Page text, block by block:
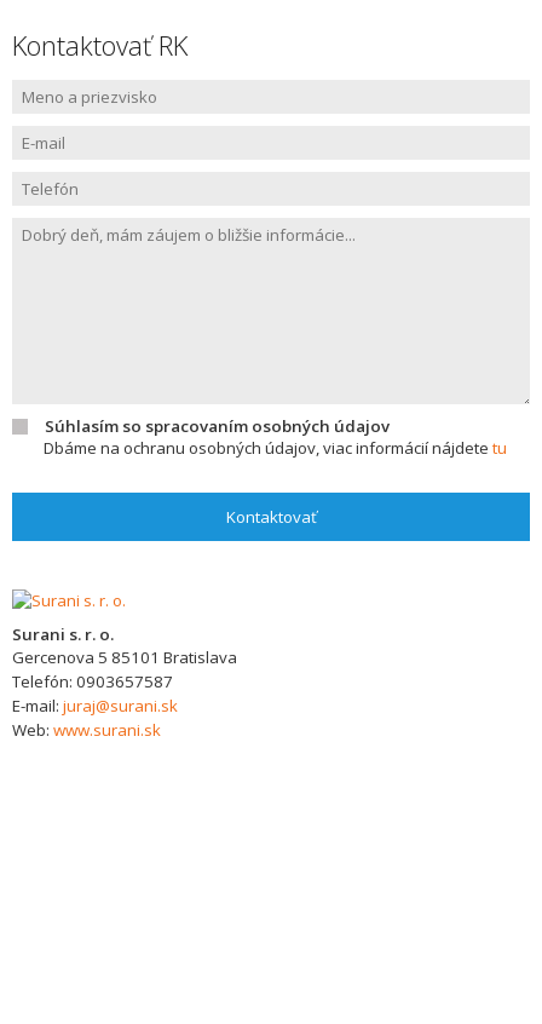
Kontaktovať RK
Súhlasím so spracovaním osobných údajov
Dbáme na ochranu osobných údajov, viac informácií nájdete tu
Kontaktovať
Surani s. r. o.
Gercenova 5 85101 Bratislava
Telefón: 0903657587
E-mail: juraj@surani.sk
Web: www.surani.sk